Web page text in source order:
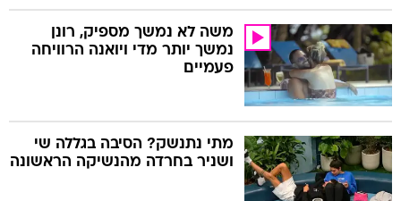
משה לא נמשך מספיק, רונן
נמשך יותר מדי ויואנה הרוויחה
פעמיים
מתי נתנשק? הסיבה בגללה שי
ושניר בחרדה מהנשיקה הראשונה